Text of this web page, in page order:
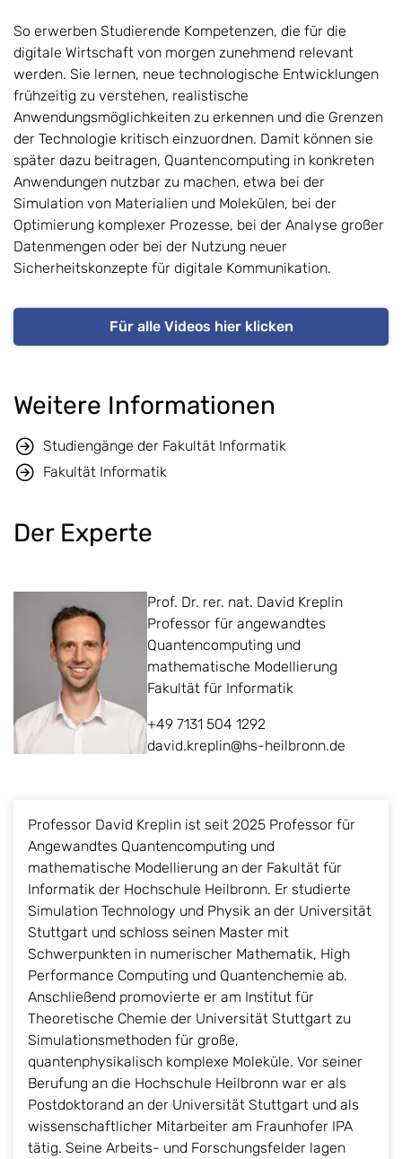
So erwerben Studierende Kompetenzen, die für die
digitale Wirtschaft von morgen zunehmend relevant
werden. Sie lernen, neue technologische Entwicklungen
frühzeitig zu verstehen, realistische
Anwendungsmöglichkeiten zu erkennen und die Grenzen
der Technologie kritisch einzuordnen. Damit können sie
später dazu beitragen, Quantencomputing in konkreten
Anwendungen nutzbar zu machen, etwa bei der
Simulation von Materialien und Molekülen, bei der
Optimierung komplexer Prozesse, bei der Analyse großer
Datenmengen oder bei der Nutzung neuer
Sicherheitskonzepte für digitale Kommunikation.
Für alle Videos hier klicken
Weitere Informationen
Studiengänge der Fakultät Informatik
Fakultät Informatik
Der Experte
Prof. Dr. rer. nat. David Kreplin
Professor für angewandtes
Quantencomputing und
mathematische Modellierung
Fakultät für Informatik
+49 7131 504 1292
david.kreplin@hs-heilbronn.de
Professor David Kreplin ist seit 2025 Professor für
Angewandtes Quantencomputing und
mathematische Modellierung an der Fakultät für
Informatik der Hochschule Heilbronn. Er studierte
Simulation Technology und Physik an der Universität
Stuttgart und schloss seinen Master mit
Schwerpunkten in numerischer Mathematik, High
Performance Computing und Quantenchemie ab.
Anschließend promovierte er am Institut für
Theoretische Chemie der Universität Stuttgart zu
Simulationsmethoden für große,
quantenphysikalisch komplexe Moleküle. Vor seiner
Berufung an die Hochschule Heilbronn war er als
Postdoktorand an der Universität Stuttgart und als
wissenschaftlicher Mitarbeiter am Fraunhofer IPA
tätig. Seine Arbeits- und Forschungsfelder lagen